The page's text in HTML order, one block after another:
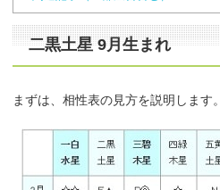
二黒土星 9月生まれ
まずは、相性表の見方を説明します。